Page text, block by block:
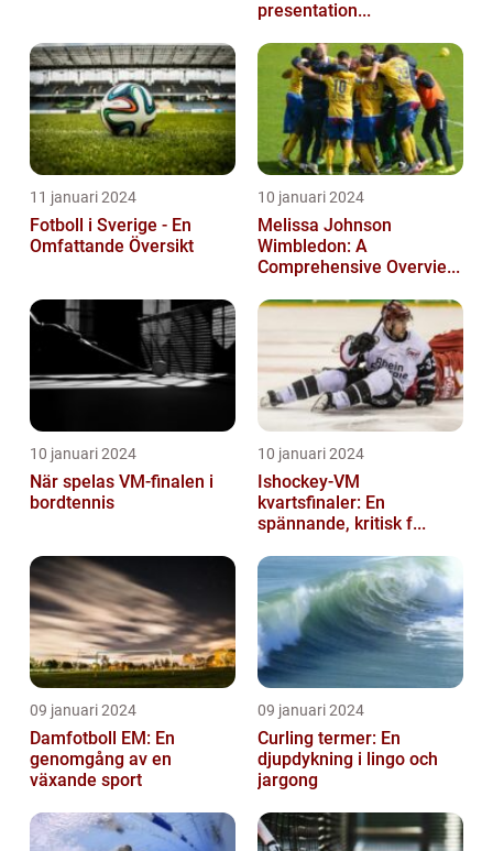
presentation...
11 januari 2024
Fotboll i Sverige - En
Omfattande Översikt
10 januari 2024
Melissa Johnson
Wimbledon: A
Comprehensive Overvie...
10 januari 2024
När spelas VM-finalen i
bordtennis
10 januari 2024
Ishockey-VM
kvartsfinaler: En
spännande, kritisk f...
09 januari 2024
Damfotboll EM: En
genomgång av en
växande sport
09 januari 2024
Curling termer: En
djupdykning i lingo och
jargong